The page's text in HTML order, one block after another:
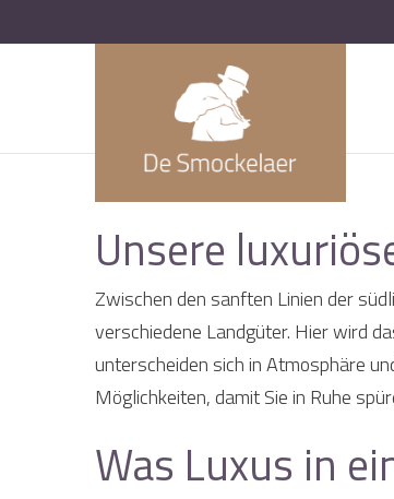
Unsere
Zwischen den sanften Linien der
verschiedene Landgüter. Hier wird
unterscheiden sich in Atmosphäre
Möglichkeiten, damit Sie in Ruhe
Was Luxus in